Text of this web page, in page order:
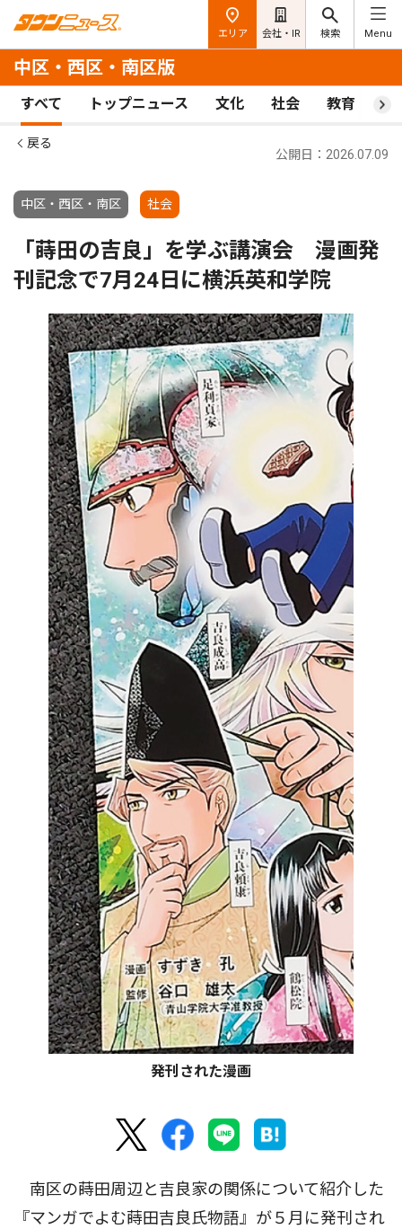
エリア 会社・IR 検索 Menu
中区・西区・南区版
すべて トップニュース 文化 社会 教育 ス
戻る
中区・西区・南区 社会
公開日：2026.07.09
「蒔田の吉良」を学ぶ講演会 漫画発
刊記念で7月24日に横浜英和学院
発刊された漫画
南区の蒔田周辺と吉良家の関係について紹介した
『マンガでよむ蒔田吉良氏物語』が５月に発刊され